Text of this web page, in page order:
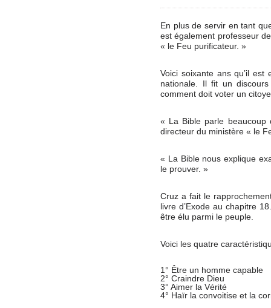
En plus de servir en tant
est également professeur
« le Feu purificateur. »
Voici soixante ans qu’il
nationale. Il fit un
comment doit voter un
« La Bible parle beaucoup
directeur du ministère « le
« La Bible nous explique
le prouver. »
Cruz a fait le
livre d’Exode au chapitre
être élu parmi le peuple.
Voici les quatre
1° Être un homme capable
2° Craindre Dieu
3° Aimer la Vérité
4° Haïr la convoitise et la